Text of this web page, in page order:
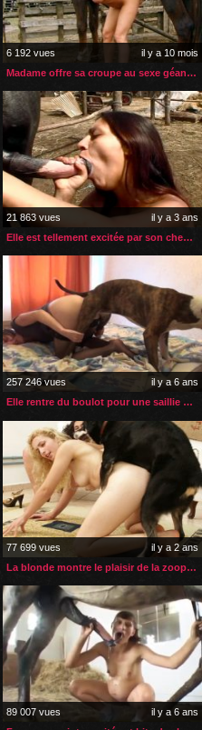
6 192 vues
il y a 10 mois
Madame offre sa croupe au sexe géant de son cheval
21 863 vues
il y a 3 ans
Elle est tellement excitée par son cheval qu’elle jouit déjà
257 246 vues
il y a 6 ans
Elle rentre du boulot pour une saillie avec son chien
77 699 vues
il y a 2 ans
La blonde montre le plaisir de la zoophilie à sa copine
89 007 vues
il y a 6 ans